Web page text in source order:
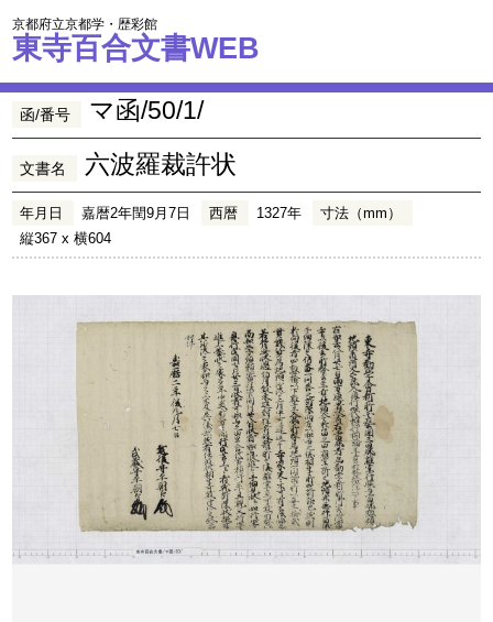
京都府立京都学・歴彩館
東寺百合文書WEB
函/番号 マ函/50/1/
文書名 六波羅裁許状
年月日 嘉暦2年閏9月7日 西暦 1327年
寸法（mm）
縦367 x 横604